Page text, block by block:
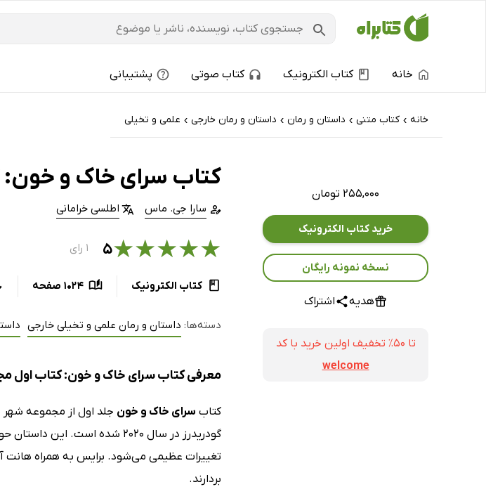
خانه کتاب الکترونیک کتاب صوتی پشتیبانی
خانه › کتاب‌ متنی › داستان و رمان › داستان و رمان خارجی › علمی و تخیلی
۲۵۵,۰۰۰ تومان
خرید کتاب الکترونیک
نسخه نمونه رایگان
هدیه اشتراک
تا ۵۰٪ تخفیف اولین خرید با کد
welcome
کتاب سرای خاک و خون:
سارا جی. ماس اطلسی خرامانی
★
★
★
★
★۵ ۱ رای
کتاب الکترونیک 1024 صفحه
دسته‌ها: داستان و رمان علمی و تخیلی خارجی
معرفی کتاب سرای خاک و خون: کتاب اول
کتاب سرای خاک و خون جلد اول از مجموعه
گودریدرز در سال 2020 شده
تغییرات عظیمی می‌شود. برایس به همراه هانت
بردارند.